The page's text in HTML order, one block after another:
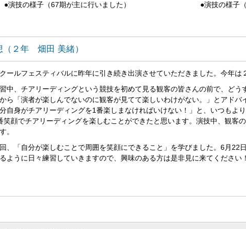
●演技の様子（67期が主に行いました） ●演技の様子
（２年 畑田 美緒）
ールフェスティバルに昨年に引き続き出演させていただきました。今年は
中、チアリーディングという競技を初めて見る観客の皆さんの前で、ど
ら「演者が楽しんでないのに観客が見てて楽しいわけがない。」とアド
自身がチアリーディングを1番楽しまなければいけない！」と、いつもよ
笑顔でチアリーディングを楽しむことができたと思います。演技中、観客
。
、「自分が楽しむことで周囲を笑顔にできること」を学びました。 6月 22
ように日々練習していきますので、興味のある方は是非見に来てください